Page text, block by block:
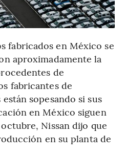
fabricados en México se
aproximadamente la
de
fabricantes de
sopesando si sus
en México siguen
Nissan dijo que
en su planta de